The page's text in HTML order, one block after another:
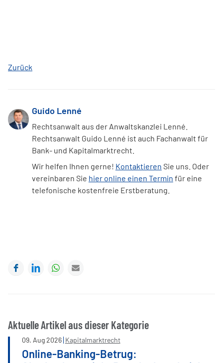
Zurück
Guido Lenné
Rechtsanwalt aus der Anwaltskanzlei Lenné.
Rechtsanwalt Guido Lenné ist auch Fachanwalt für
Bank- und Kapitalmarktrecht.
Wir helfen Ihnen gerne! Kontaktieren Sie uns. Oder
vereinbaren Sie hier online einen Termin für eine
telefonische kostenfreie Erstberatung.
FacebookLinkedInWhatsApp
Aktuelle Artikel aus dieser Kategorie
09. Aug2026 Kapitalmarktrecht
Online-Banking-Betrug: